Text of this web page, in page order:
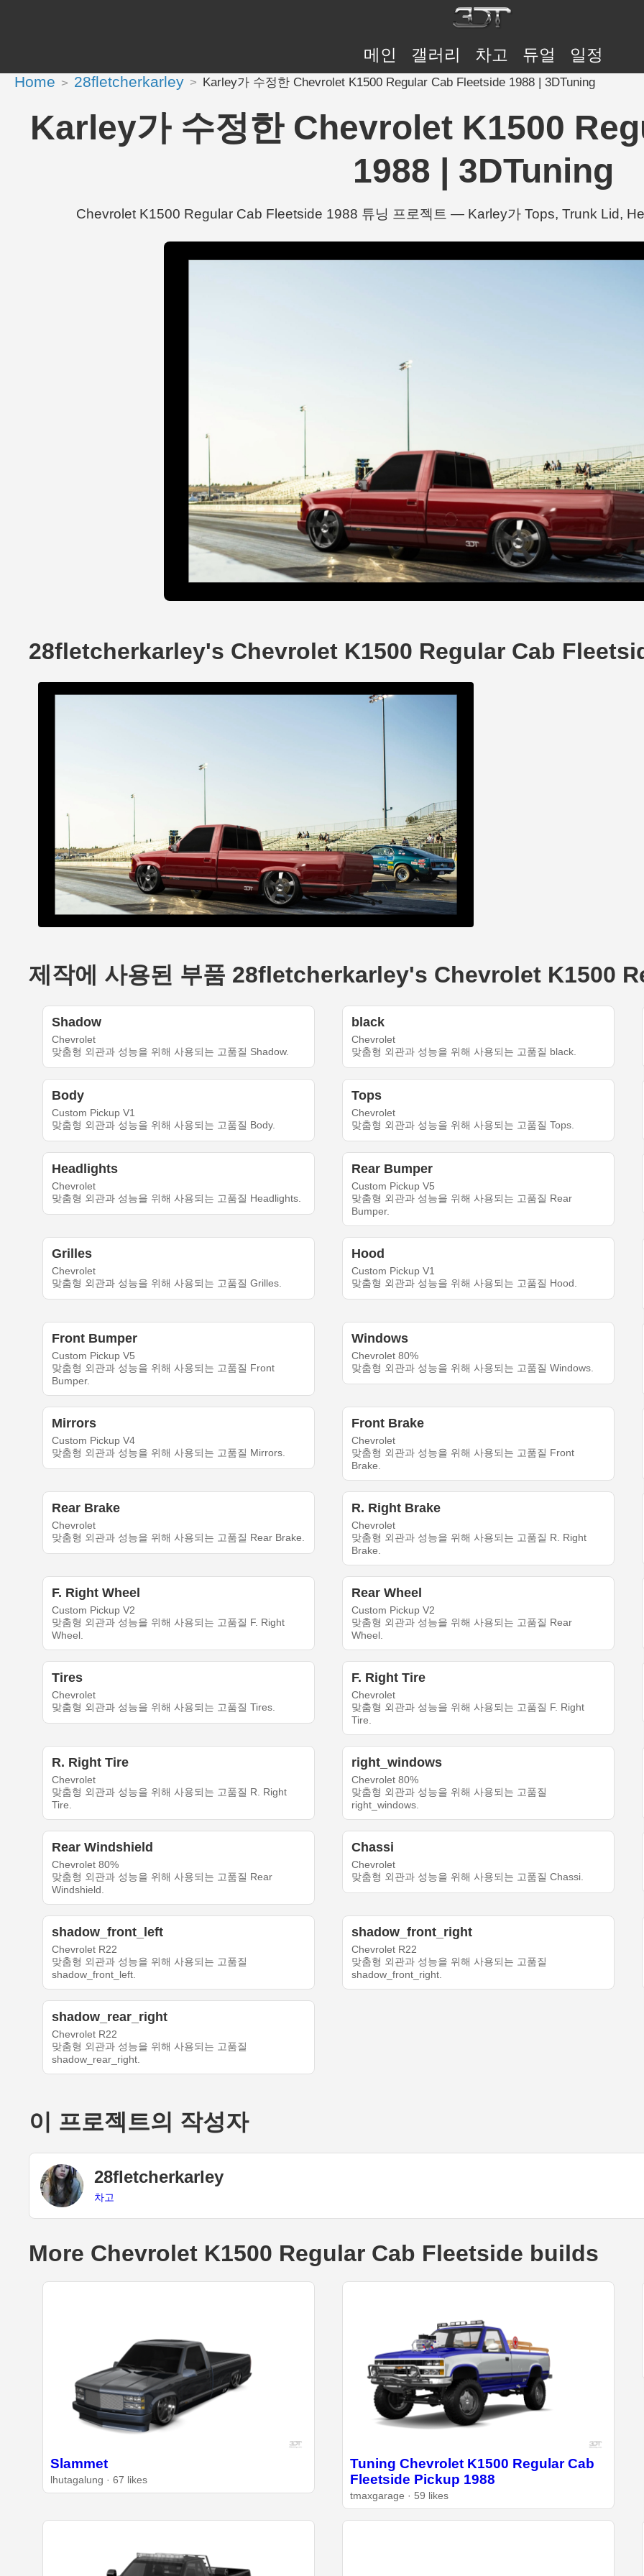
메인 갤러리 차고 듀얼 일정
Home 28fletcherkarley Karley가 수정한 Chevrolet K1500 Regular Cab Fleetside 1988 | 3DTuning
Karley가 수정한 Chevrolet K1500
1988 | 3DTuning
Chevrolet K1500 Regular Cab Fleetside 1988 튜닝 프로젝트 — Karley가 Tops, Trunk Lid,
28fletcherkarley's Chevrolet K1500 Regular Cab
제작에 사용된 부품 28fletcherkarley's Chevrolet K1500
Shadow
Chevrolet
맞춤형 외관과 성능을 위해 사용되는 고품질 Shadow.
black
Chevrolet
맞춤형 외관과 성능을 위해 사용되는 고품질 black.
Body
Custom Pickup V1
맞춤형 외관과 성능을 위해 사용되는 고품질 Body.
Tops
Chevrolet
맞춤형 외관과 성능을 위해 사용되는 고품질 Tops.
Headlights
Chevrolet
맞춤형 외관과 성능을 위해 사용되는 고품질 Headlights.
Rear Bumper
Custom Pickup V5
맞춤형 외관과 성능을 위해 사용되는 고품질 Rear
Bumper.
Grilles
Chevrolet
맞춤형 외관과 성능을 위해 사용되는 고품질 Grilles.
Hood
Custom Pickup V1
맞춤형 외관과 성능을 위해 사용되는 고품질 Hood.
Front Bumper
Custom Pickup V5
맞춤형 외관과 성능을 위해 사용되는 고품질 Front
Bumper.
Windows
Chevrolet 80%
맞춤형 외관과 성능을 위해 사용되는 고품질 Windows.
Mirrors
Custom Pickup V4
맞춤형 외관과 성능을 위해 사용되는 고품질 Mirrors.
Front Brake
Chevrolet
맞춤형 외관과 성능을 위해 사용되는 고품질 Front
Brake.
Rear Brake
Chevrolet
맞춤형 외관과 성능을 위해 사용되는 고품질 Rear Brake.
R. Right Brake
Chevrolet
맞춤형 외관과 성능을 위해 사용되는 고품질 R. Right
Brake.
F. Right Wheel
Custom Pickup V2
맞춤형 외관과 성능을 위해 사용되는 고품질 F. Right
Wheel.
Rear Wheel
Custom Pickup V2
맞춤형 외관과 성능을 위해 사용되는 고품질 Rear
Wheel.
Tires
Chevrolet
맞춤형 외관과 성능을 위해 사용되는 고품질 Tires.
F. Right Tire
Chevrolet
맞춤형 외관과 성능을 위해 사용되는 고품질 F. Right
Tire.
R. Right Tire
Chevrolet
맞춤형 외관과 성능을 위해 사용되는 고품질 R. Right
Tire.
right_windows
Chevrolet 80%
맞춤형 외관과 성능을 위해 사용되는 고품질
right_windows.
Rear Windshield
Chevrolet 80%
맞춤형 외관과 성능을 위해 사용되는 고품질 Rear
Windshield.
Chassi
Chevrolet
맞춤형 외관과 성능을 위해 사용되는 고품질 Chassi.
shadow_front_left
Chevrolet R22
맞춤형 외관과 성능을 위해 사용되는 고품질
shadow_front_left.
shadow_front_right
Chevrolet R22
맞춤형 외관과 성능을 위해 사용되는 고품질
shadow_front_right.
shadow_rear_right
Chevrolet R22
맞춤형 외관과 성능을 위해 사용되는 고품질
shadow_rear_right.
이 프로젝트의 작성자
28fletcherkarley
차고
More Chevrolet K1500 Regular Cab Fleetside builds
Slammet
lhutagalung · 67 likes
Tuning Chevrolet K1500 Regular Cab
Fleetside Pickup 1988
tmaxgarage · 59 likes